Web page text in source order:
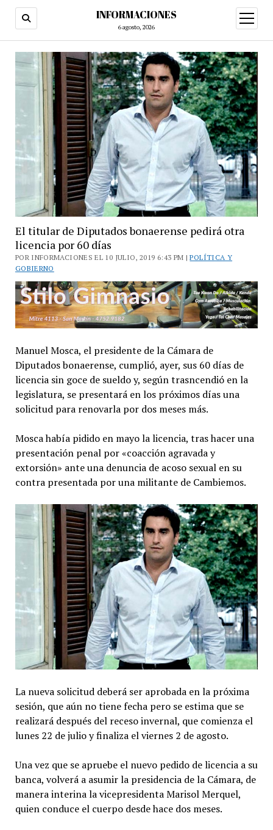
INFORMACIONES
6 agosto, 2026
abrir
menú
El titular de Diputados bonaerense pedirá otra
licencia por 60 días
POR INFORMACIONES EL 10 JULIO, 2019 6:43 PM |POLÍTICA Y
GOBIERNO
Manuel Mosca, el presidente de la Cámara de
Diputados bonaerense, cumplió, ayer, sus 60 días de
licencia sin goce de sueldo y, según trasncendió en la
legislatura, se presentará en los próximos días una
solicitud para renovarla por dos meses más.
Mosca había pidido en mayo la licencia, tras hacer una
presentación penal por «coacción agravada y
extorsión» ante una denuncia de acoso sexual en su
contra presentada por una militante de Cambiemos.
La nueva solicitud deberá ser aprobada en la próxima
sesión, que aún no tiene fecha pero se estima que se
realizará después del receso invernal, que comienza el
lunes 22 de julio y finaliza el viernes 2 de agosto.
Una vez que se apruebe el nuevo pedido de licencia a su
banca, volverá a asumir la presidencia de la Cámara, de
manera interina la vicepresidenta Marisol Merquel,
quien conduce el cuerpo desde hace dos meses.